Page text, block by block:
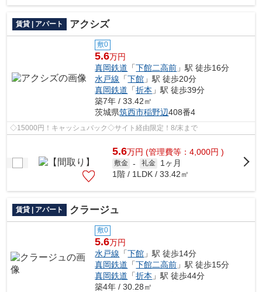
賃貸 | アパート アクシズ
敷0
5.6万円
真岡鉄道 「下館二高前 」駅 徒歩16分
水戸線 「下館 」駅 徒歩20分
真岡鉄道 「折本 」駅 徒歩39分
築7年 / 33.42㎡
茨城県筑西市稲野辺408番4
◇15000円！キャッシュバック◇サイト経由限定！8/末まで
5.6万円 (管理費等：4,000円 )
敷金 - 礼金
1ヶ月
1階 / 1LDK / 33.42㎡
賃貸 | アパート クラージュ
敷0
5.6万円
水戸線 「下館 」駅 徒歩14分
真岡鉄道 「下館二高前 」駅 徒歩15分
真岡鉄道 「折本 」駅 徒歩44分
築4年 / 30.28㎡